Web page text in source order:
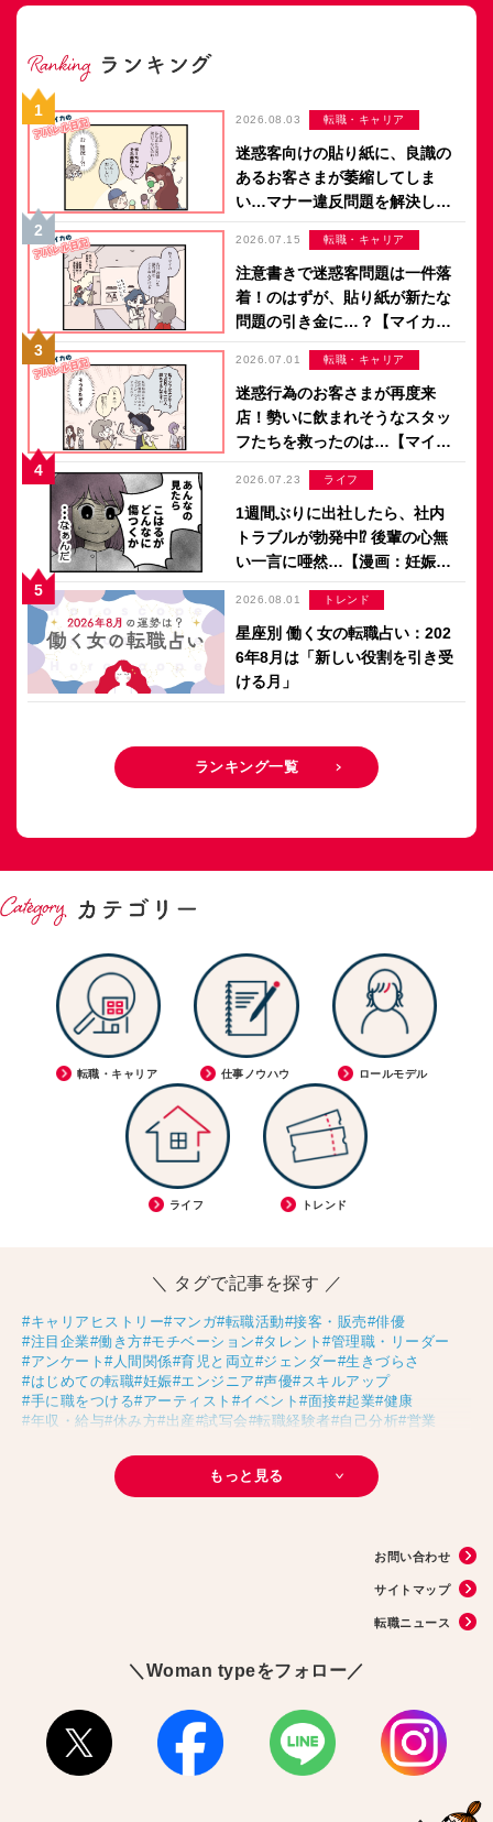
2026.08.03 転職・キャリア
迷惑客向けの貼り紙に、良識の
あるお客さまが萎縮してしま
い…マナー違反問題を解決した
のは意外なアイデア？【マイカ
のアパレル日記 by ぼのこ】
2026.07.15 転職・キャリア
注意書きで迷惑客問題は一件落
着！のはずが、貼り紙が新たな
問題の引き金に…？【マイカの
アパレル日記 by ぼのこ】
2026.07.01 転職・キャリア
迷惑行為のお客さまが再度来
店！勢いに飲まれそうなスタッ
フたちを救ったのは…【マイカ
のアパレル日記 by ぼのこ】
2026.07.23 ライフ
1週間ぶりに出社したら、社内
トラブルが勃発中⁉ 後輩の心無
い一言に唖然…【漫画：妊娠し
ないのは、誰のせい？】
2026.08.01 トレンド
星座別 働く女の転職占い：202
6年8月は「新しい役割を引き受
ける月」
ランキング一覧
転職・キャリア 仕事ノウハウ ロールモデル
ライフ トレンド
＼ タグで記事を探す ／
#キャリアヒストリー#マンガ#転職活動#接客・販売#俳優
#注目企業#働き方#モチベーション#タレント #管理職・リーダー
#アンケート #人間関係#育児と両立#ジェンダー#生きづらさ
#はじめての転職#妊娠#エンジニア#声優#スキルアップ
#手に職をつける#アーティスト #イベント #面接#起業#健康
#年収・給与#休み方#出産#試写会#転職経験者#自己分析#営業
#30代の転職#Meets！#チームビルディング#お金
#リモートワーク
#パラレルキャリア#D＆I
#大木亜希子
#生産性アップ#恋愛#不妊治療#人事#アナウンサー
#タスク管理
もっと見る
お問い合わせ
サイトマップ
転職ニュース
＼Woman typeをフォロー／